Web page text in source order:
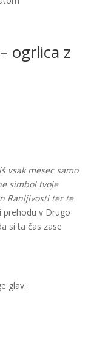
ogrlica z
vsak mesec samo
simbol tvoje
Ranljivosti ter te
prehodu v Drugo
si ta čas zase
glav.